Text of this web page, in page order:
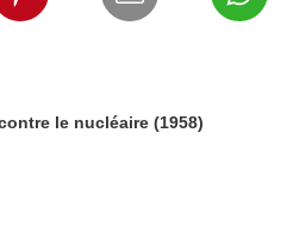
le nucléaire (1958)